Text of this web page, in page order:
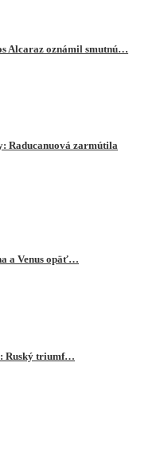
Alcaraz oznámil smutnú…
Raducanuová zarmútila
a Venus opäť…
Ruský triumf…